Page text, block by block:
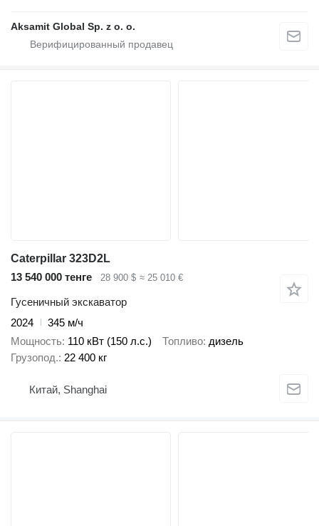
Aksamit Global Sp. z o. o.
Caterpillar 323D2L
13 540 000 тенге
28 900 $ ≈ 25 010 €
Гусеничный экскаватор
2024
345 м/ч
Мощность 110 кВт (150 л.с.) Топливо дизель
Грузопод. 22 400 кг
Китай, Shanghai